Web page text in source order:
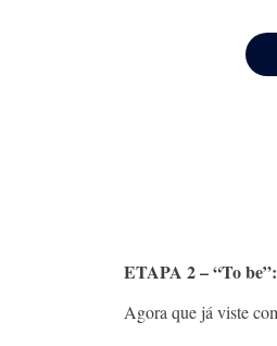
ETAPA 2 – “To
Agora que já viste